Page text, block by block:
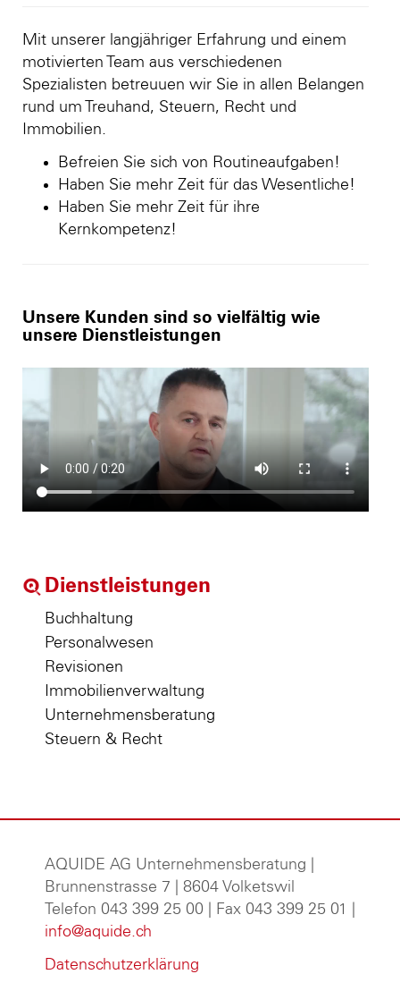
Mit unserer langjähriger Erfahrung und einem
motivierten Team aus verschiedenen
Spezialisten betreuuen wir Sie in allen Belangen
rund um Treuhand, Steuern, Recht und
Immobilien.
Befreien Sie sich von Routineaufgaben!
Haben Sie mehr Zeit für das Wesentliche!
Haben Sie mehr Zeit für ihre
Kernkompetenz!
Unsere Kunden sind so vielfältig wie
unsere Dienstleistungen
Dienstleistungen
Buchhaltung
Personalwesen
Revisionen
Immobilienverwaltung
Unternehmensberatung
Steuern & Recht
AQUIDE AG Unternehmensberatung
Brunnenstrasse 7 | 8604 Volketswil
Telefon 043 399 25 00 | Fax 043 399 25 01 |
info@aquide.ch
Datenschutzerklärung